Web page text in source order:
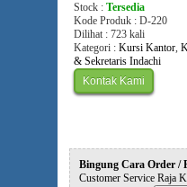
Stock : Tersedia
Kode Produk : D-220
Dilihat : 723 kali
Kategori : Kursi Kantor,
& Sekretaris Indachi
Kontak Kami
Bingung Cara Order /
Customer Service Raja